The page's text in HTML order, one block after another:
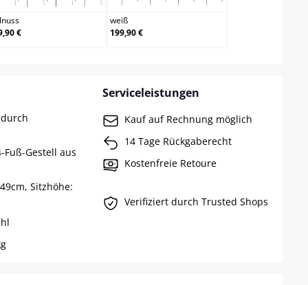
€
weiß
199,90 €
Fuß-Gestell aus
Sitzhöhe:
Serviceleistungen
Kauf auf Rechnung möglich
14 Tage Rückgaberecht
Kostenfreie Retoure
Verifiziert durch Trusted Shops